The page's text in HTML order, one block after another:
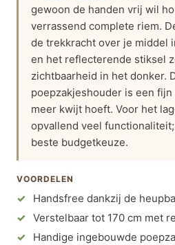
gewoon de handen vrij wil
verrassend complete riem.
de trekkracht over je middel
en het reflecterende stiksel
zichtbaarheid in het donker.
poepzakjeshouder is een
meer kwijt hoeft. Voor het
opvallend veel
beste budgetkeuze.
VOORDELEN
Handsfree dankzij de
Verstelbaar tot 170 cm met
Handige ingebouwde